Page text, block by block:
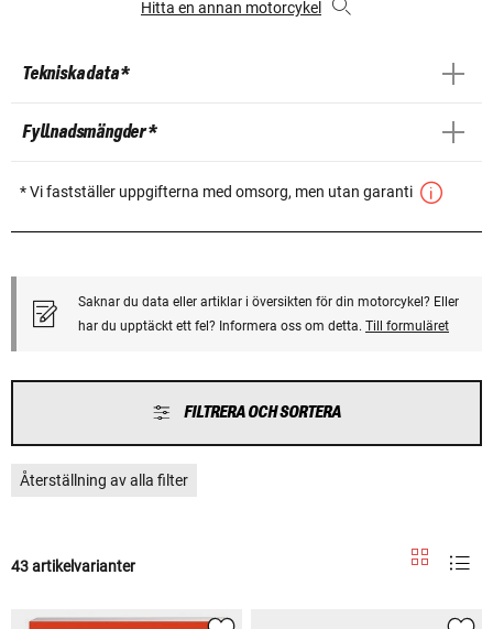
Hitta en annan motorcykel
Tekniska data *
Fyllnadsmängder *
* Vi fastställer uppgifterna med omsorg, men utan garanti
Saknar du data eller artiklar i översikten för din motorcykel? Eller
har du upptäckt ett fel? Informera oss om detta. Till formuläret
FILTRERA OCH SORTERA
Återställning av alla filter
43 artikelvarianter